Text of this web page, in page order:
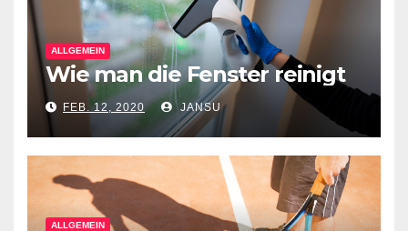
ALLGEMEIN
Wie man die Fenster reinigt
FEB. 12, 2020 JANSU
ALLGEMEIN